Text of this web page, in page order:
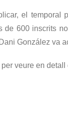
el
de 600 inscrits
González va
veure en